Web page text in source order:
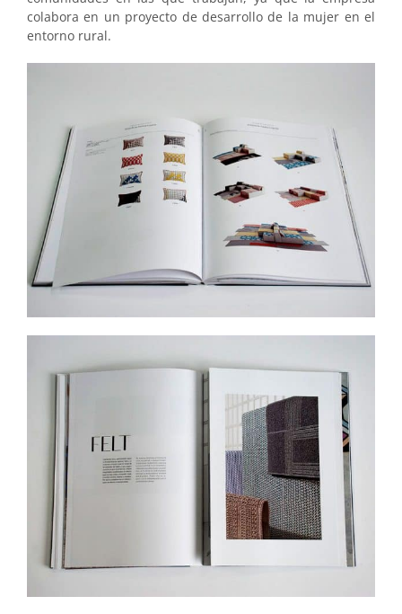
colabora en un proyecto de desarrollo de la mujer en el
entorno rural.